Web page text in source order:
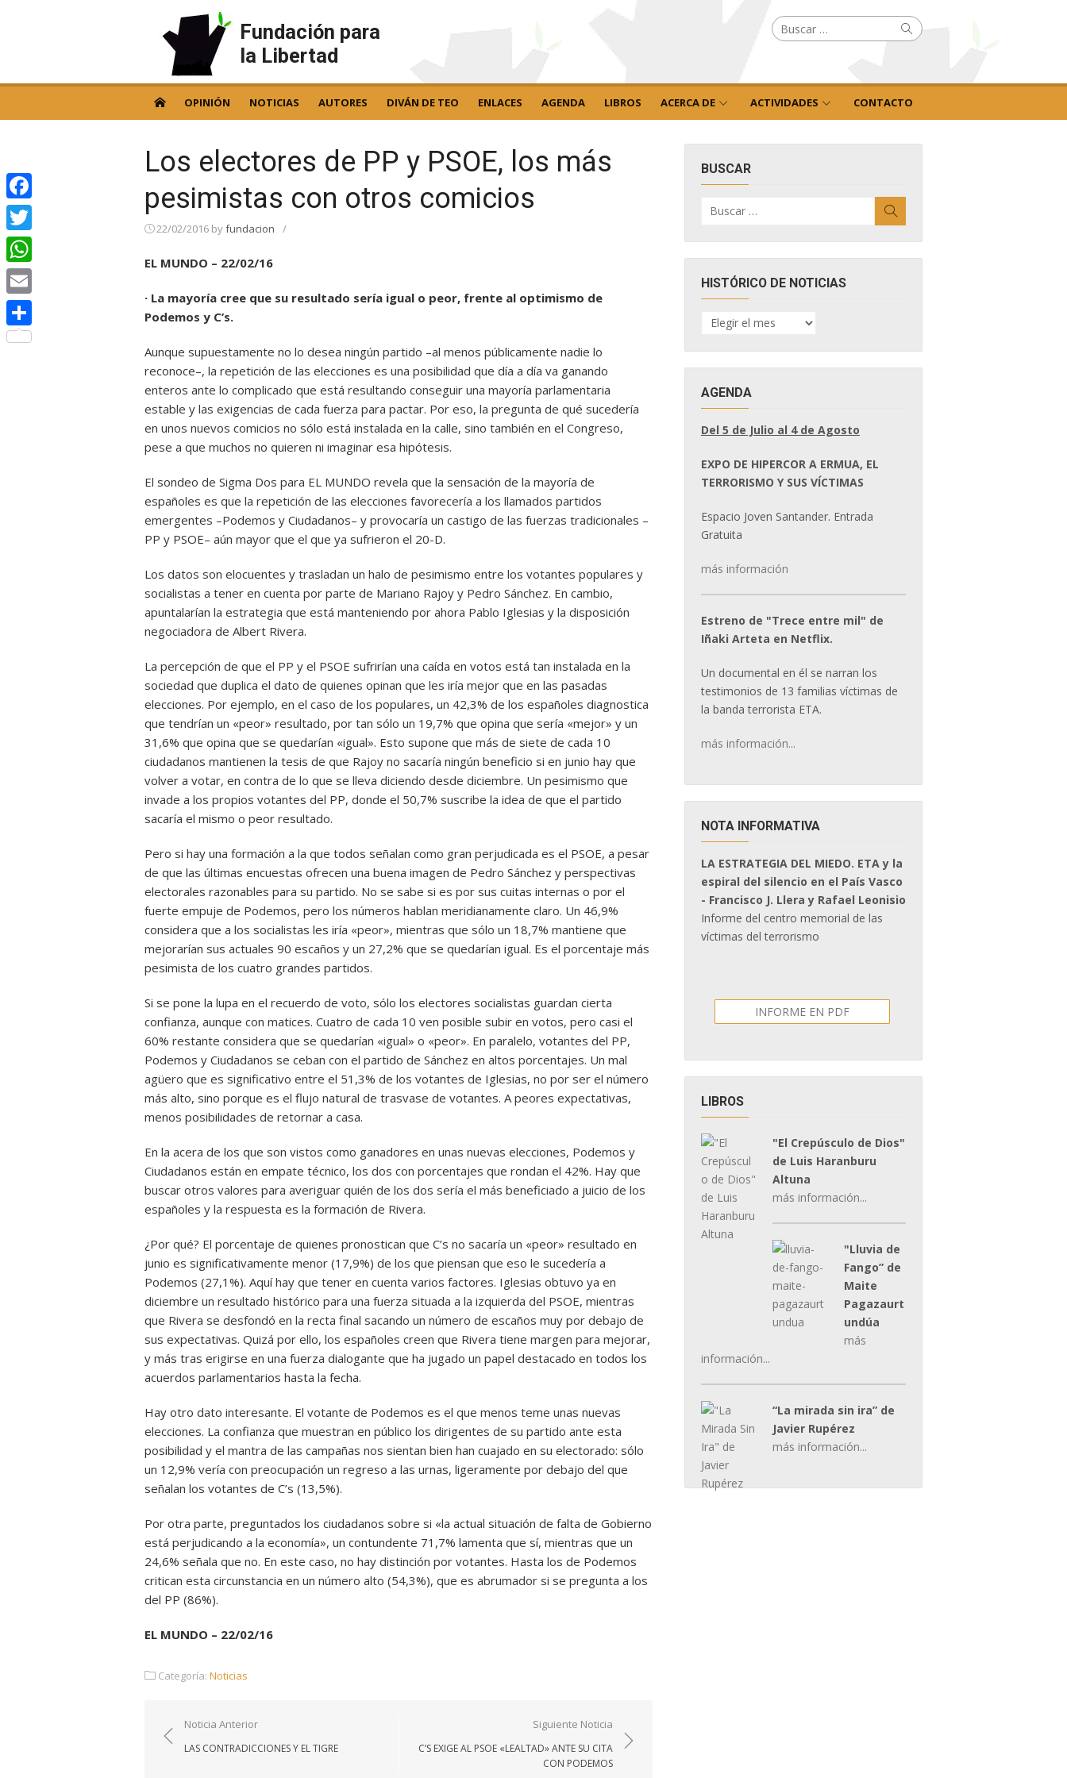
Fundación para
la Libertad
Buscar
por: Buscar
OPINIÓN NOTICIAS AUTORES DIVÁN DE TEO ENLACES AGENDA LIBROS ACERCA DE ACTIVIDADES CONTACTO
Los electores de PP y PSOE, los más
pesimistas con otros comicios
22/02/2016 byfundacion /
EL MUNDO – 22/02/16
· La mayoría cree que su resultado sería igual o peor, frente al optimismo de
Podemos y C’s.
Aunque supuestamente no lo desea ningún partido –al menos públicamente nadie lo
reconoce–, la repetición de las elecciones es una posibilidad que día a día va ganando
enteros ante lo complicado que está resultando conseguir una mayoría parlamentaria
estable y las exigencias de cada fuerza para pactar. Por eso, la pregunta de qué sucedería
en unos nuevos comicios no sólo está instalada en la calle, sino también en el Congreso,
pese a que muchos no quieren ni imaginar esa hipótesis.
El sondeo de Sigma Dos para EL MUNDO revela que la sensación de la mayoría de
españoles es que la repetición de las elecciones favorecería a los llamados partidos
emergentes –Podemos y Ciudadanos– y provocaría un castigo de las fuerzas tradicionales –
PP y PSOE– aún mayor que el que ya sufrieron el 20-D.
Los datos son elocuentes y trasladan un halo de pesimismo entre los votantes populares y
socialistas a tener en cuenta por parte de Mariano Rajoy y Pedro Sánchez. En cambio,
apuntalarían la estrategia que está manteniendo por ahora Pablo Iglesias y la disposición
negociadora de Albert Rivera.
La percepción de que el PP y el PSOE sufrirían una caída en votos está tan instalada en la
sociedad que duplica el dato de quienes opinan que les iría mejor que en las pasadas
elecciones. Por ejemplo, en el caso de los populares, un 42,3% de los españoles diagnostica
que tendrían un «peor» resultado, por tan sólo un 19,7% que opina que sería «mejor» y un
31,6% que opina que se quedarían «igual». Esto supone que más de siete de cada 10
ciudadanos mantienen la tesis de que Rajoy no sacaría ningún beneficio si en junio hay que
volver a votar, en contra de lo que se lleva diciendo desde diciembre. Un pesimismo que
invade a los propios votantes del PP, donde el 50,7% suscribe la idea de que el partido
sacaría el mismo o peor resultado.
Pero si hay una formación a la que todos señalan como gran perjudicada es el PSOE, a pesar
de que las últimas encuestas ofrecen una buena imagen de Pedro Sánchez y perspectivas
electorales razonables para su partido. No se sabe si es por sus cuitas internas o por el
fuerte empuje de Podemos, pero los números hablan meridianamente claro. Un 46,9%
considera que a los socialistas les iría «peor», mientras que sólo un 18,7% mantiene que
mejorarían sus actuales 90 escaños y un 27,2% que se quedarían igual. Es el porcentaje más
pesimista de los cuatro grandes partidos.
Si se pone la lupa en el recuerdo de voto, sólo los electores socialistas guardan cierta
confianza, aunque con matices. Cuatro de cada 10 ven posible subir en votos, pero casi el
60% restante considera que se quedarían «igual» o «peor». En paralelo, votantes del PP,
Podemos y Ciudadanos se ceban con el partido de Sánchez en altos porcentajes. Un mal
agüero que es significativo entre el 51,3% de los votantes de Iglesias, no por ser el número
más alto, sino porque es el flujo natural de trasvase de votantes. A peores expectativas,
menos posibilidades de retornar a casa.
En la acera de los que son vistos como ganadores en unas nuevas elecciones, Podemos y
Ciudadanos están en empate técnico, los dos con porcentajes que rondan el 42%. Hay que
buscar otros valores para averiguar quién de los dos sería el más beneficiado a juicio de los
españoles y la respuesta es la formación de Rivera.
¿Por qué? El porcentaje de quienes pronostican que C’s no sacaría un «peor» resultado en
junio es significativamente menor (17,9%) de los que piensan que eso le sucedería a
Podemos (27,1%). Aquí hay que tener en cuenta varios factores. Iglesias obtuvo ya en
diciembre un resultado histórico para una fuerza situada a la izquierda del PSOE, mientras
que Rivera se desfondó en la recta final sacando un número de escaños muy por debajo de
sus expectativas. Quizá por ello, los españoles creen que Rivera tiene margen para mejorar,
y más tras erigirse en una fuerza dialogante que ha jugado un papel destacado en todos los
acuerdos parlamentarios hasta la fecha.
Hay otro dato interesante. El votante de Podemos es el que menos teme unas nuevas
elecciones. La confianza que muestran en público los dirigentes de su partido ante esta
posibilidad y el mantra de las campañas nos sientan bien han cuajado en su electorado: sólo
un 12,9% vería con preocupación un regreso a las urnas, ligeramente por debajo del que
señalan los votantes de C’s (13,5%).
Por otra parte, preguntados los ciudadanos sobre si «la actual situación de falta de Gobierno
está perjudicando a la economía», un contundente 71,7% lamenta que sí, mientras que un
24,6% señala que no. En este caso, no hay distinción por votantes. Hasta los de Podemos
critican esta circunstancia en un número alto (54,3%), que es abrumador si se pregunta a los
del PP (86%).
EL MUNDO – 22/02/16
Categoría: Noticias
Navegación
de
Noticia Anterior
LAS CONTRADICCIONES Y EL TIGRE
Siguiente Noticia
C’S EXIGE AL PSOE «LEALTAD» ANTE SU CITA
CON PODEMOS
BUSCAR
por:
HISTÓRICO DE NOTICIAS
HISTÓRICO
DE
AGENDA
Del 5 de Julio al 4 de Agosto
EXPO DE HIPERCOR A ERMUA, EL
TERRORISMO Y SUS VÍCTIMAS
Espacio Joven Santander. Entrada
Gratuita
más información
Estreno de "Trece entre mil" de
Iñaki Arteta en Netflix.
Un documental en él se narran los
testimonios de 13 familias víctimas de
la banda terrorista ETA.
más información...
NOTA INFORMATIVA
LA ESTRATEGIA DEL MIEDO. ETA y la
espiral del silencio en el País Vasco
- Francisco J. Llera y Rafael Leonisio
Informe del centro memorial de las
víctimas del terrorismo
INFORME EN PDF
LIBROS
"El Crepúsculo de Dios"
de Luis Haranburu
Altuna
más información...
"Lluvia de
Fango” de
Maite
Pagazaurt
undúa
más
información...
“La mirada sin ira” de
Javier Rupérez
más información...
Facebook
Twitter
WhatsApp
Email
Compartir